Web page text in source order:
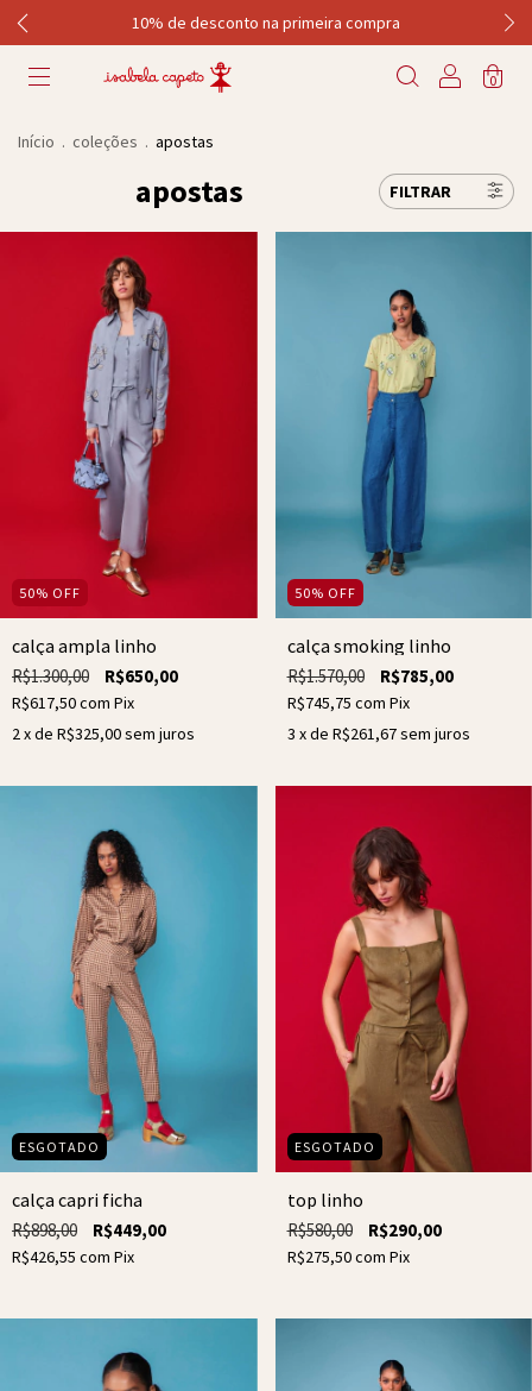
10% de desconto na primeira compra
0
Início . coleções . apostas
apostas FILTRAR
50% OFF
calça ampla linho
R$1.300,00 R$650,00
R$617,50com Pix
2x de R$325,00sem juros
50% OFF
calça smoking linho
R$1.570,00 R$785,00
R$745,75 com Pix
3 x de R$261,67sem juros
ESGOTADO
calça capri ficha
R$898,00 R$449,00
R$426,55 com Pix
ESGOTADO
top linho
R$580,00 R$290,00
R$275,50com Pix